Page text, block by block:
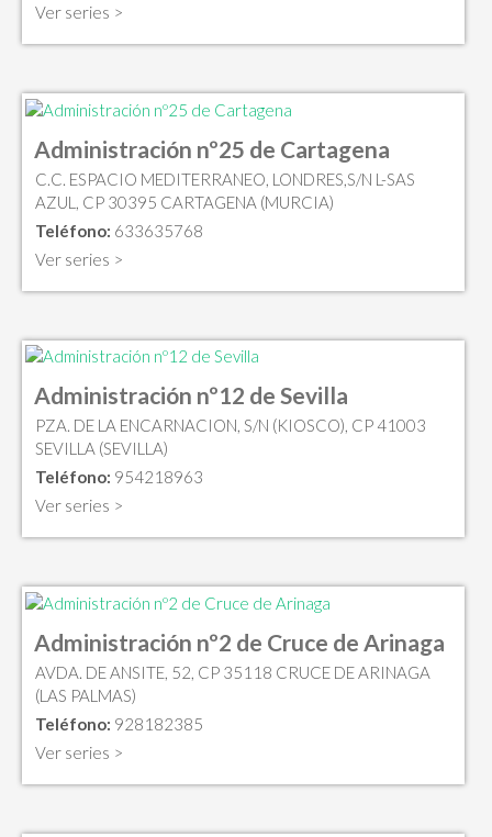
Ver series >
Administración nº25 de Cartagena
C.C. ESPACIO MEDITERRANEO, LONDRES,S/N L-SAS
AZUL, CP 30395 CARTAGENA (MURCIA)
Teléfono: 633635768
Ver series >
Administración nº12 de Sevilla
PZA. DE LA ENCARNACION, S/N (KIOSCO), CP 41003
SEVILLA (SEVILLA)
Teléfono: 954218963
Ver series >
Administración nº2 de Cruce de Arinaga
AVDA. DE ANSITE, 52, CP 35118 CRUCE DE ARINAGA
(LAS PALMAS)
Teléfono: 928182385
Ver series >